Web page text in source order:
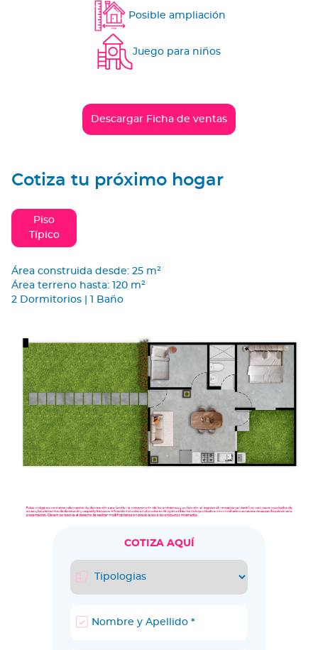
Posible ampliación
Juego para niños
Descargar Ficha de ventas
Cotiza tu próximo hogar
Piso
Típico
Área construida desde: 25 m²
Área terreno hasta: 120 m²
2 Dormitorios | 1 Baño
COTIZA AQUÍ